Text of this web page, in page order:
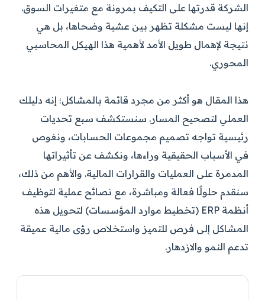
الشركة قدرتها على التكيف بمرونة مع متغيرات السوق.
إنها ليست مشكلة تظهر بين عشية وضحاها، بل هي
نتيجة لإهمال طويل الأمد لأهمية هذا الهيكل المحاسبي
المحوري.
هذا المقال هو أكثر من مجرد قائمة بالمشاكل؛ إنه دليلك
العملي لتصحيح المسار. سنستكشف سبع تحديات
رئيسية تواجه تصميم مجموعات الحسابات، ونغوص
في الأسباب الحقيقية وراءها، ونكشف عن تأثيراتها
المدمرة على العمليات والقرارات المالية. والأهم من ذلك،
سنقدم حلولًا فعالة ومباشرة، مع نصائح عملية لتوظيف
أنظمة ERP (تخطيط موارد المؤسسات) لتحويل هذه
المشاكل إلى فرص للتميز واستخلاص رؤى مالية عميقة
تدعم النمو والازدهار.